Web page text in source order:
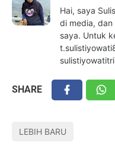
Hai, saya
di media, dan
saya. Untuk
SHARE
LEBIH BARU